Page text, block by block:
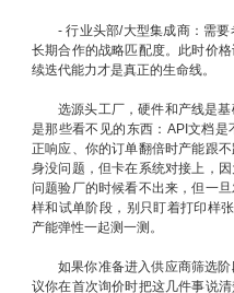
- 行业头部/大型集成商：需
长期合作的战略匹配度。此时价
续迭代能力才是真正的生命线。
选源头工厂，硬件和产线是
是那些看不见的东西：API文档
正响应、你的订单翻倍时产能跟
身没问题，但卡在系统对接上，
问题验厂的时候看不出来，但一
样和试单阶段，别只盯着打印样
产能弹性一起测一测。
如果你准备进入供应商筛选
议你在首次询价时把这几件事说